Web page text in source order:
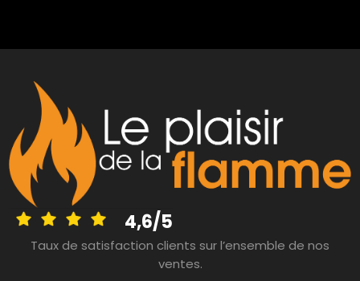
4,6/5
Taux de satisfaction clients sur l’ensemble de nos
ventes.